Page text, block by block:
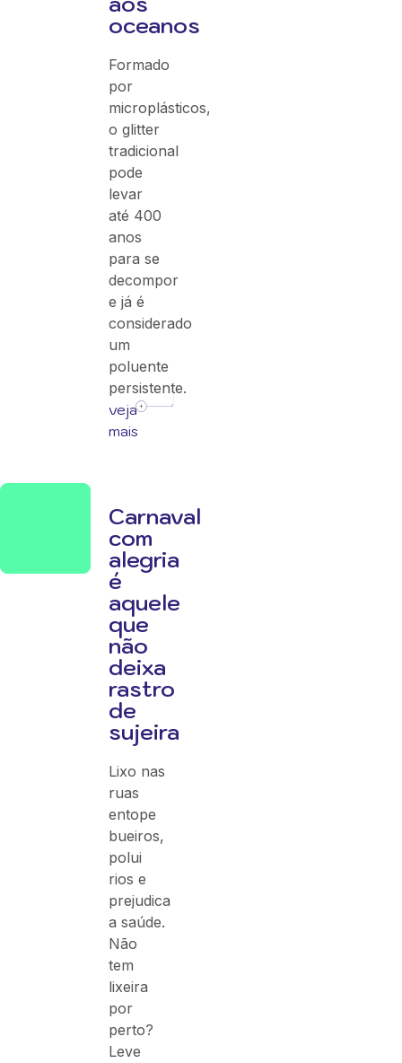
oceanos
Formado
por
microplásticos,
o glitter
tradicional
pode
levar
até 400
anos
para se
decompor
e já é
considerado
um
poluente
persistente.
veja
mais
Carnaval
com
alegria
é
aquele
que
não
deixa
rastro
de
sujeira
Lixo nas
ruas
entope
bueiros,
polui
rios e
prejudica
a saúde.
Não
tem
lixeira
por
perto?
Leve